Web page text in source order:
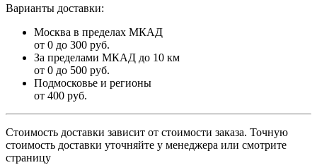
Варианты доставки:
Москва в пределах МКАД
от 0 до 300 руб.
За пределами МКАД до 10 км
от 0 до 500 руб.
Подмосковье и регионы
от 400 руб.
Стоимость доставки зависит от стоимости заказа. Точную
стоимость доставки уточняйте у менеджера или смотрите
страницу